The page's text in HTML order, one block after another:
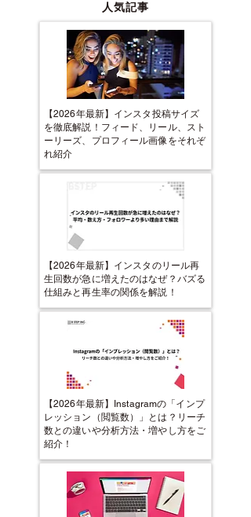
人気記事
【2026年最新】インスタ投稿サイズ
を徹底解説！フィード、リール、スト
ーリーズ、プロフィール画像をそれぞ
れ紹介
【2026年最新】インスタのリール再
生回数が急に増えたのはなぜ？バズる
仕組みと再生率の関係を解説！
【2026年最新】Instagramの「インプ
レッション（閲覧数）」とは？リーチ
数との違いや分析方法・増やし方をご
紹介！